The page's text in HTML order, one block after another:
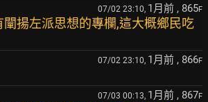
07/02 23:10, 1月前 , 865F
揚左派思想的專欄,這大概鄉民吃
07/02 23:10, 1月前 , 866F
07/03 00:13, 1月前 , 867F